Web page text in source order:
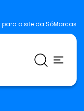
para o site da SóMarcas